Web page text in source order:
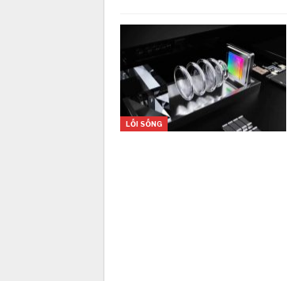
LỐI SỐNG